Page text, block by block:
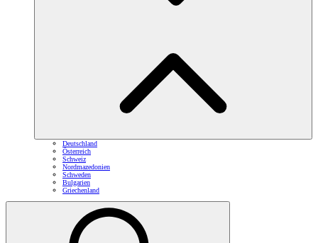
Deutschland
Österreich
Schweiz
Nordmazedonien
Schweden
Bulgarien
Griechenland